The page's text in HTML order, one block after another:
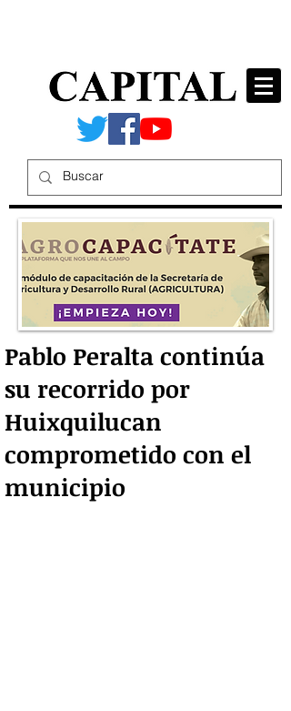
Pablo Peralta continúa
su recorrido por
Huixquilucan
comprometido con el
municipio